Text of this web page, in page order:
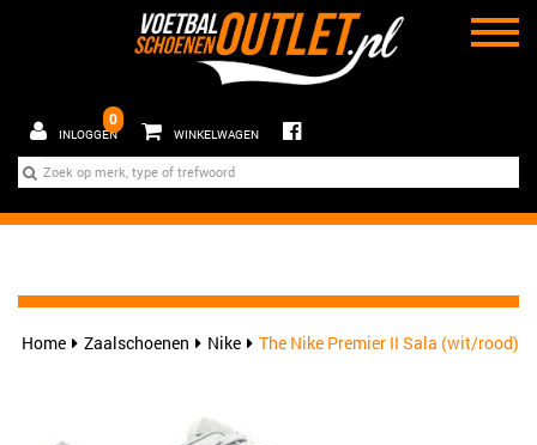
INLOGGEN
0
WINKELWAGEN
Home Zaalschoenen Nike The Nike Premier II Sala (wit/rood)